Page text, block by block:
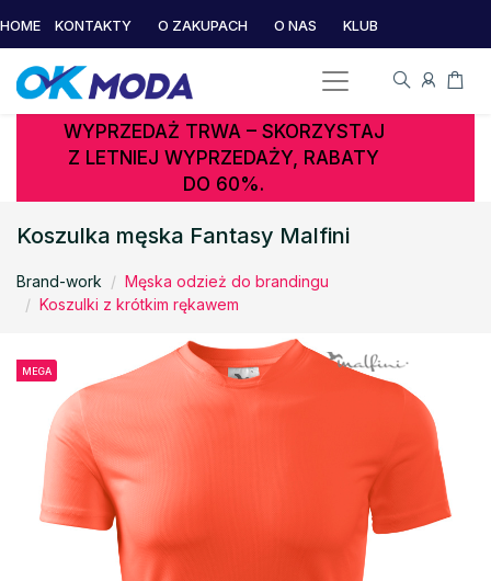
HOME KONTAKTY O ZAKUPACH O NAS KLUB
WYPRZEDAŻ TRWA – SKORZYSTAJ
Z LETNIEJ WYPRZEDAŻY, RABATY
DO 60%.
Koszulka męska Fantasy Malfini
Brand-work
Męska odzież do brandingu
Koszulki z krótkim rękawem
MEGA